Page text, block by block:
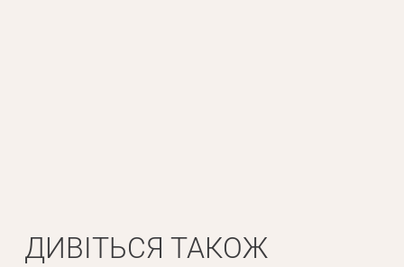
ДИВІТЬСЯ ТАКОЖ
Вам